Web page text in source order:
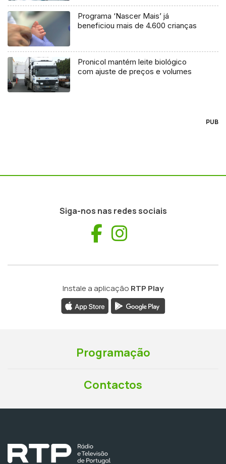
Programa ‘Nascer Mais’ já
beneficiou mais de 4.600 crianças
Pronicol mantém leite biológico
com ajuste de preços e volumes
PUB
Siga-nos nas redes sociais
Facebook
Instale a aplicação RTP Play
Programação
Contactos